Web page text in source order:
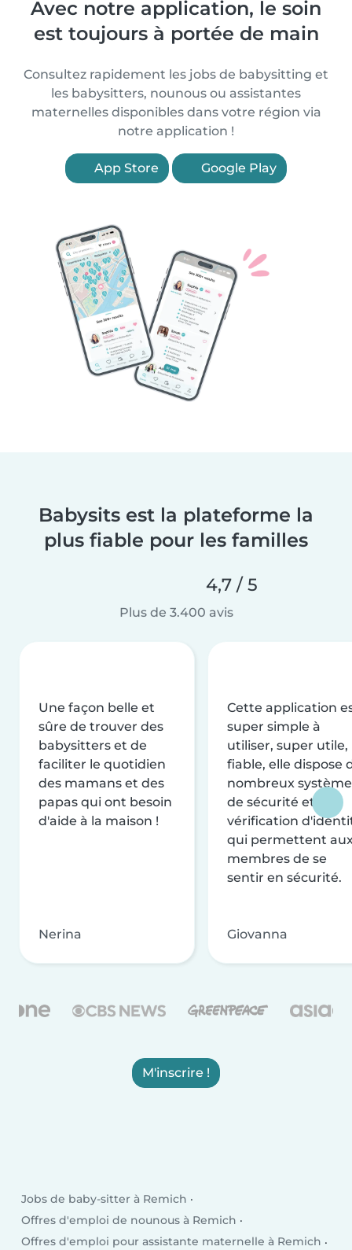
Avec notre application, le soin
est toujours à portée de main
Consultez rapidement les jobs de babysitting et
les babysitters, nounous ou assistantes
maternelles disponibles dans votre région via
notre application !
App Store Google Play
Babysits est la plateforme la
plus fiable pour les familles
4,7 / 5
Plus de 3.400 avis
Une façon belle et
sûre de trouver des
babysitters et de
faciliter le quotidien
des mamans et des
papas qui ont besoin
d'aide à la maison !
Nerina
Cette application
super simple à
utiliser, super utile,
fiable, elle dispose
nombreux
de sécurité et de
vérification
qui permettent
membres de se
sentir en sécurité.
Giovanna
M'inscrire !
Jobs de baby-sitter à Remich
Offres d'emploi de nounous à Remich
Offres d'emploi pour assistante maternelle à Remich